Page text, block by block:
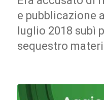
e pubblicazione
luglio 2018 subì
sequestro